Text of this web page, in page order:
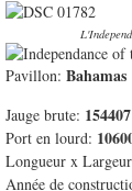
Pavillon: Bahamas
Jauge brute: 154407
Port en lourd:
Longueur x
Année de